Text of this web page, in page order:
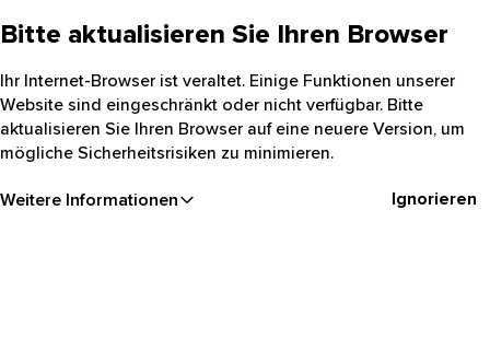
Bitte aktualisieren Sie Ihren Browser
Ihr Internet-Browser ist veraltet. Einige Funktionen unserer
Website sind eingeschränkt oder nicht verfügbar. Bitte
aktualisieren Sie Ihren Browser auf eine neuere Version, um
mögliche Sicherheitsrisiken zu minimieren.
Weitere Informationen Ignorieren